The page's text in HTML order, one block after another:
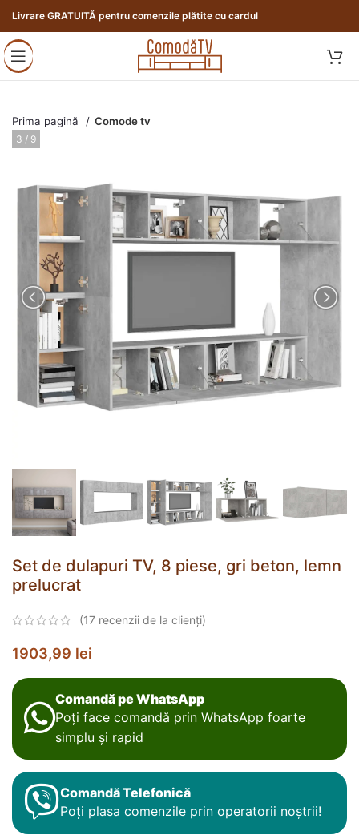
Livrare GRATUITĂ pentru comenzile plătite cu cardul
Prima pagină Comode tv
3 / 9
Set de dulapuri TV, 8 piese, gri beton, lemn
prelucrat
(17 recenzii de la clienți)
1903,99 lei
Comandă pe WhatsApp
Poți face comandă prin WhatsApp foarte
simplu și rapid
Comandă Telefonică
Poți plasa comenzile prin operatorii noștrii!